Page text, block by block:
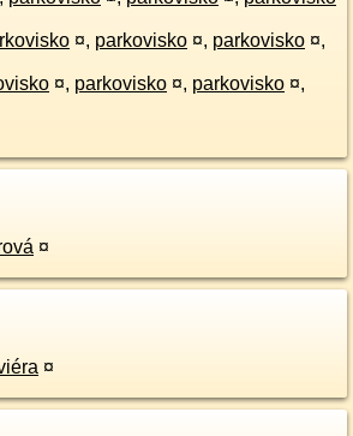
¤, parkovisko ¤, parkovisko ¤,
¤, parkovisko ¤, parkovisko ¤,
¤
¤